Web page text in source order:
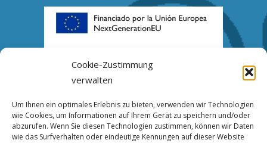
Cookie-Zustimmung
verwalten
Um Ihnen ein optimales Erlebnis zu bieten, verwenden wir Technologien
wie Cookies, um Informationen auf Ihrem Gerät zu speichern und/oder
abzurufen. Wenn Sie diesen Technologien zustimmen, können wir Daten
wie das Surfverhalten oder eindeutige Kennungen auf dieser Website
Kontakt
Calle Vázquez Aroca, nº 14, bajo, 14005
CÓRDOBA